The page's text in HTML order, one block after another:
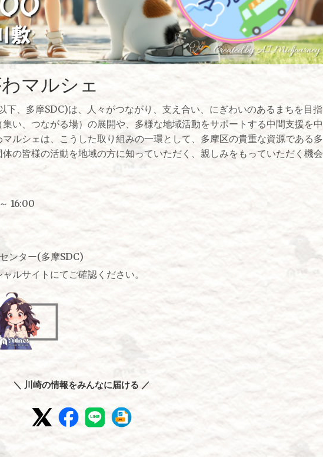
マルシェ
下、多摩SDC)は、人々がつながり、支え合い、にぎわいのあるまちを目指
い、つながる場）の展開や、多様な地域活動をサポートする中間支援を中
ルシェは、こうした取り組みの一環として、多摩区の貴重な資源である多
の皆様の活動を地域の方に知っていただく、親しみをもっていただく機会
16:00
ンター(多摩SDC)
ルサイトにてご確認ください。
＼ 川崎の情報をみんなに届ける ／